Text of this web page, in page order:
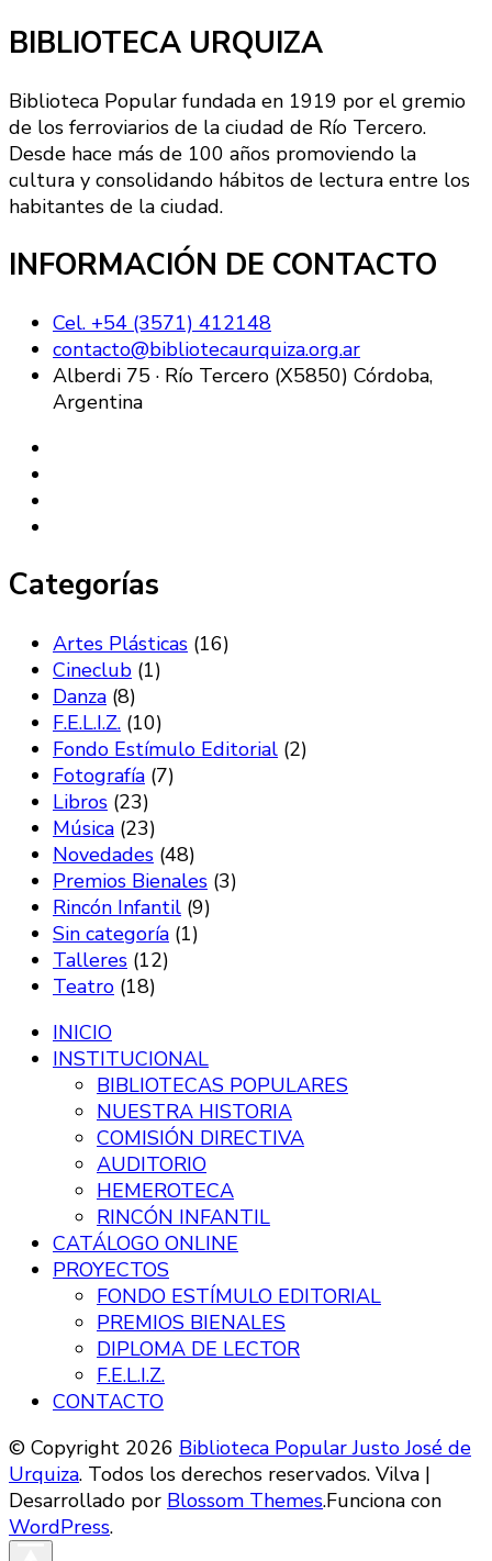
BIBLIOTECA URQUIZA
Biblioteca Popular fundada en 1919 por el gremio
de los ferroviarios de la ciudad de Río Tercero.
Desde hace más de 100 años promoviendo la
cultura y consolidando hábitos de lectura entre los
habitantes de la ciudad.
INFORMACIÓN DE CONTACTO
Cel. +54 (3571) 412148
contacto@bibliotecaurquiza.org.ar
Alberdi 75 · Río Tercero (X5850) Córdoba,
Argentina
Categorías
Artes Plásticas (16)
Cineclub (1)
Danza (8)
F.E.L.I.Z. (10)
Fondo Estímulo Editorial (2)
Fotografía (7)
Libros (23)
Música (23)
Novedades (48)
Premios Bienales (3)
Rincón Infantil (9)
Sin categoría (1)
Talleres (12)
Teatro (18)
INICIO
INSTITUCIONAL
BIBLIOTECAS POPULARES
NUESTRA HISTORIA
COMISIÓN DIRECTIVA
AUDITORIO
HEMEROTECA
RINCÓN INFANTIL
CATÁLOGO ONLINE
PROYECTOS
FONDO ESTÍMULO EDITORIAL
PREMIOS BIENALES
DIPLOMA DE LECTOR
F.E.L.I.Z.
CONTACTO
© Copyright 2026 Biblioteca Popular Justo José de
Urquiza. Todos los derechos reservados. Vilva |
Desarrollado por Blossom Themes.Funciona con
WordPress.